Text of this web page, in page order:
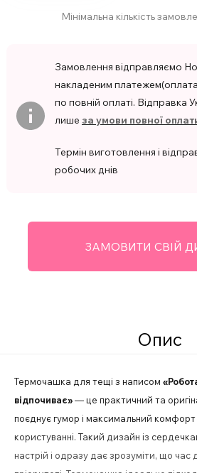
Мінімальна кількість
Замовлення відправляємо
накладеним
по повній оплаті.
лише за умови повної
Термін виготовлення і
робочих днів
ЗАМОВИТИ СВІЙ
Опис
Термочашка для тещі з написом
відпочиває»— це практичний та
поєднує гумор і максимальний
користуванні. Такий дизайн із
настрій і одразу дає зрозуміти, що час